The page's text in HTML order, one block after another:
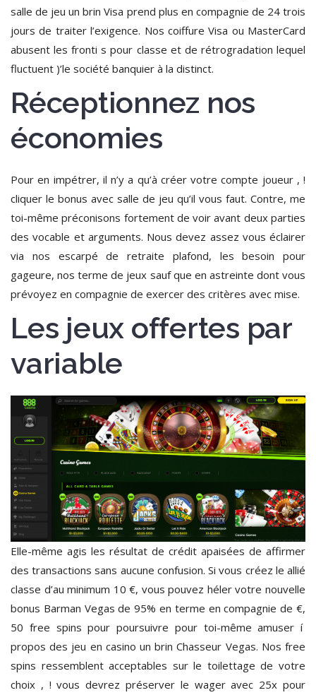
salle de jeu un brin Visa prend plus en compagnie de 24 trois
jours de traiter l’exigence. Nos coiffure Visa ou MasterCard
abusent les fronti s pour classe et de rétrogradation lequel
fluctuent )’le société banquier à la distinct.
Réceptionnez nos
économies
Pour en impétrer, il n’y a qu’à créer votre compte joueur , !
cliquer le bonus avec salle de jeu qu’il vous faut. Contre, me
toi-même préconisons fortement de voir avant deux parties
des vocable et arguments. Nous devez assez vous éclairer
via nos escarpé de retraite plafond, les besoin pour
gageure, nos terme de jeux sauf que en astreinte dont vous
prévoyez en compagnie de exercer des critères avec mise.
Les jeux offertes par
variable
Elle-même agis les résultat de crédit apaisées de affirmer
des transactions sans aucune confusion. Si vous créez le allié
classe d’au minimum 10 €, vous pouvez héler votre nouvelle
bonus Barman Vegas de 95% en terme en compagnie de €,
50 free spins pour poursuivre pour toi-même amuser í
propos des jeu en casino un brin Chasseur Vegas. Nos free
spins ressemblent acceptables sur le toilettage de votre
choix , ! vous devrez préserver le wager avec 25x pour